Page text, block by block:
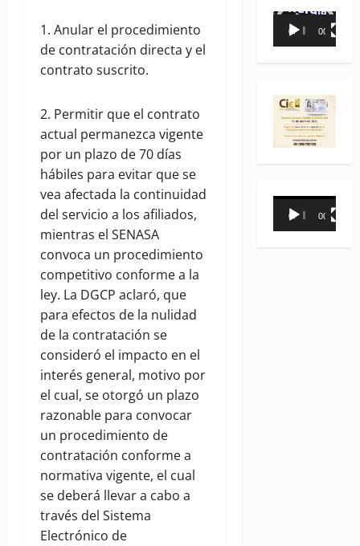
1. Anular el procedimiento
de contratación directa y el
contrato suscrito.
2. Permitir que el contrato
actual permanezca vigente
por un plazo de 70 días
hábiles para evitar que se
vea afectada la continuidad
del servicio a los afiliados,
mientras el SENASA
convoca un procedimiento
competitivo conforme a la
ley. La DGCP aclaró, que
para efectos de la nulidad
de la contratación se
consideró el impacto en el
interés general, motivo por
el cual, se otorgó un plazo
razonable para convocar
un procedimiento de
contratación conforme a
normativa vigente, el cual
se deberá llevar a cabo a
través del Sistema
Electrónico de
Reproductor
00:00 00:35
Reproductor
00:00 00:31